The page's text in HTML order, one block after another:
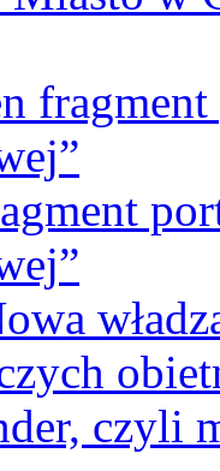
czyli